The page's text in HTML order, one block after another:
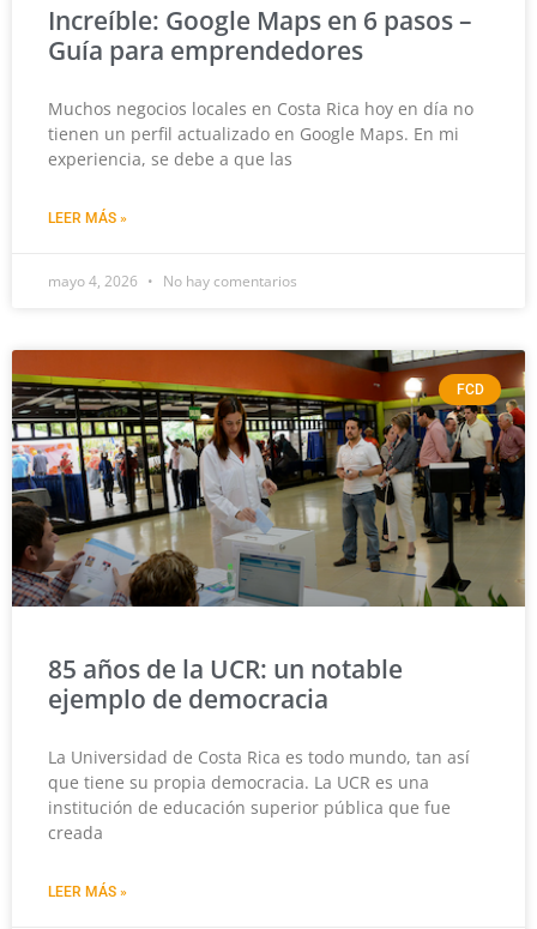
Increíble: Google Maps en 6 pasos –
Guía para emprendedores
Muchos negocios locales en Costa Rica hoy en día no
tienen un perfil actualizado en Google Maps. En mi
experiencia, se debe a que las
LEER MÁS »
mayo 4, 2026 No hay comentarios
FCD
85 años de la UCR: un notable
ejemplo de democracia
La Universidad de Costa Rica es todo mundo, tan así
que tiene su propia democracia. La UCR es una
institución de educación superior pública que fue
creada
LEER MÁS »